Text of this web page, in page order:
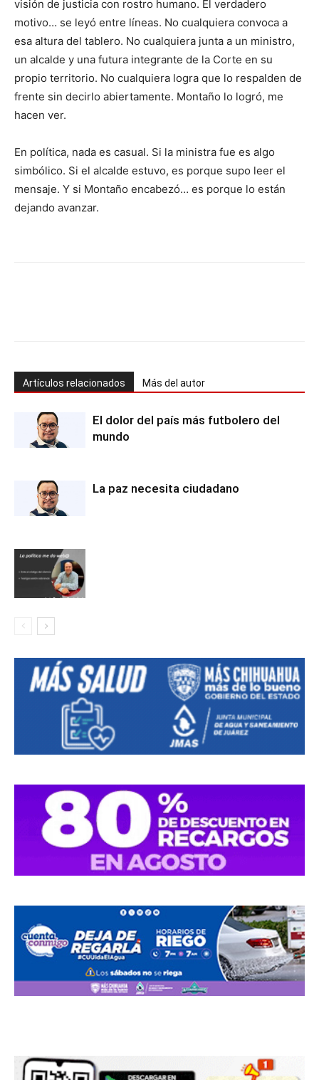
visión de justicia con rostro humano. El verdadero
motivo… se leyó entre líneas. No cualquiera convoca a
esa altura del tablero. No cualquiera junta a un ministro,
un alcalde y una futura integrante de la Corte en su
propio territorio. No cualquiera logra que lo respalden de
frente sin decirlo abiertamente. Montaño lo logró, me
hacen ver.
En política, nada es casual. Si la ministra fue es algo
simbólico. Si el alcalde estuvo, es porque supo leer el
mensaje. Y si Montaño encabezó… es porque lo están
dejando avanzar.
Artículos relacionados Más del autor
El dolor del país más futbolero del
mundo
La paz necesita ciudadano